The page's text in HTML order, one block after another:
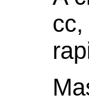
cc,